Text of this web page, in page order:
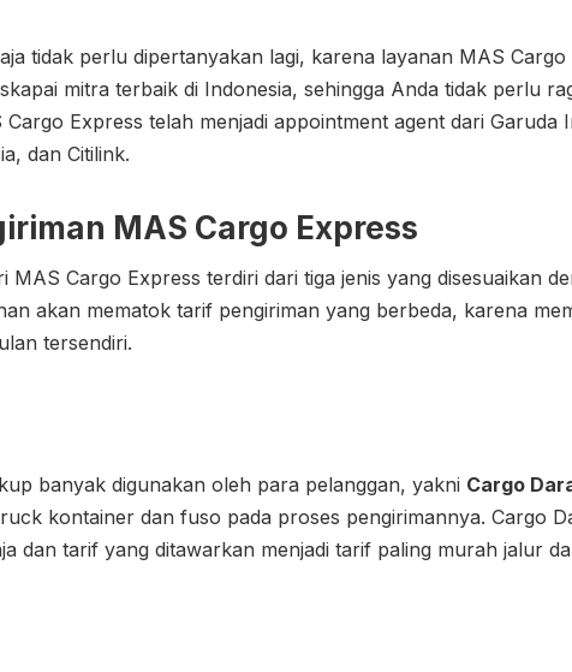
tidak perlu dipertanyakan lagi, karena layanan MAS Cargo
mitra terbaik di Indonesia, sehingga Anda tidak perlu
Express telah menjadi appointment agent dari Garuda
dan Citilink.
MAS Cargo Express
MAS Cargo Express terdiri dari tiga jenis yang disesuaikan
akan mematok tarif pengiriman yang berbeda, karena
tersendiri.
banyak digunakan oleh para pelanggan, yakni Cargo
kontainer dan fuso pada proses pengirimannya. Cargo
dan tarif yang ditawarkan menjadi tarif paling murah jalur